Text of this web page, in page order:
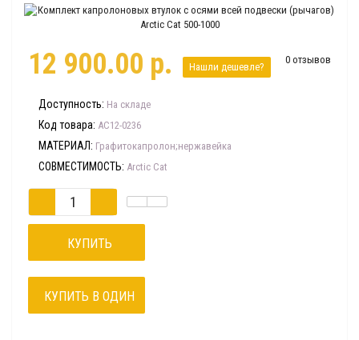
0 отзывов
12 900.00 р. Нашли дешевле?
Доступность: На складе
Код товара: AC12-0236
МАТЕРИАЛ: Графитокапролон;нержавейка
СОВМЕСТИМОСТЬ: Arctic Cat
КУПИТЬ
КУПИТЬ В ОДИН